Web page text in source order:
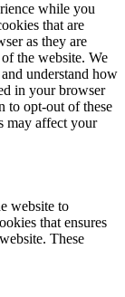
while you
that are
as they are
the website. We
understand how
in your browser
to opt-out of these
may affect your
website to
that ensures
These